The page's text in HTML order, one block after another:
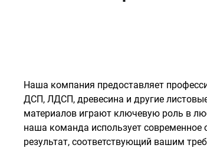
Наша компания предоставляет
ДСП, ЛДСП, древесина и другие
материалов играют ключевую роль в
наша команда использует современное
результат, соответствующий вашим